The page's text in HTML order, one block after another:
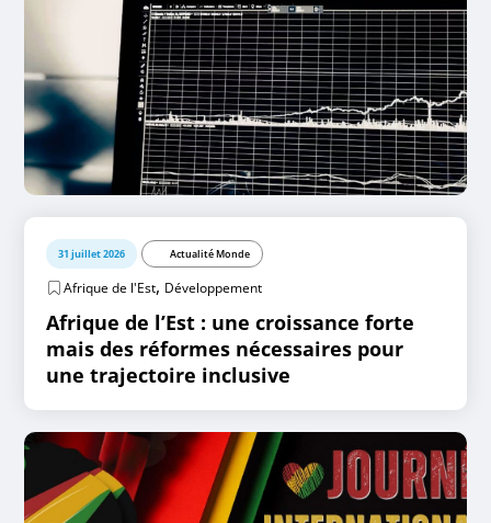
31 juillet 2026 Actualité Monde
Afrique de l'Est, Développement
Afrique de l’Est : une croissance forte
mais des réformes nécessaires pour
une trajectoire inclusive